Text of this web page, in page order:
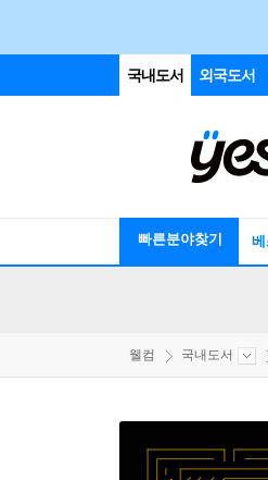
국내도서 외국도서
빠른분야찾기 베
웰컴 국내도서